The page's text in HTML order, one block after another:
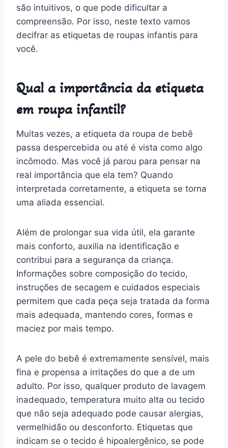
são intuitivos, o que pode dificultar a
compreensão. Por isso, neste texto vamos
decifrar as etiquetas de roupas infantis para
você.
Qual a importância da etiqueta
em roupa infantil?
Muitas vezes, a etiqueta da roupa de bebê
passa despercebida ou até é vista como algo
incômodo. Mas você já parou para pensar na
real importância que ela tem? Quando
interpretada corretamente, a etiqueta se torna
uma aliada essencial.
Além de prolongar sua vida útil, ela garante
mais conforto, auxilia na identificação e
contribui para a segurança da criança.
Informações sobre composição do tecido,
instruções de secagem e cuidados especiais
permitem que cada peça seja tratada da forma
mais adequada, mantendo cores, formas e
maciez por mais tempo.
A pele do bebê é extremamente sensível, mais
fina e propensa a irritações do que a de um
adulto. Por isso, qualquer produto de lavagem
inadequado, temperatura muito alta ou tecido
que não seja adequado pode causar alergias,
vermelhidão ou desconforto. Etiquetas que
indicam se o tecido é hipoalergênico, se pode